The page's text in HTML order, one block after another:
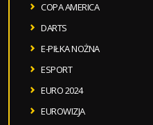
COPA AMERICA
DARTS
E-PIŁKA NOŻNA
ESPORT
EURO 2024
EUROWIZJA